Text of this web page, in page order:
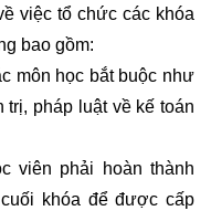
việc tổ chức các khóa
bao gồm:
môn học bắt buộc như
trị, pháp luật về kế toán
viên phải hoàn thành
khóa để được cấp